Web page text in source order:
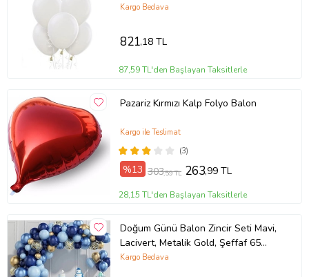
Kargo Bedava
821,18 TL
87,59 TL'den Başlayan Taksitlerle
Pazariz Kırmızı Kalp Folyo Balon
(3)
Kargo ile Teslimat
%13 303,59 TL 263,99 TL
28,15 TL'den Başlayan Taksitlerle
Doğum Günü Balon Zincir Seti Mavi,
Lacivert, Metalik Gold, Şeffaf 65
Adet Balon
Kargo Bedava